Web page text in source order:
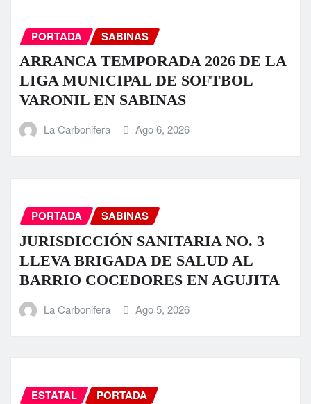
PORTADA SABINAS
ARRANCA TEMPORADA 2026 DE LA
LIGA MUNICIPAL DE SOFTBOL
VARONIL EN SABINAS
La Carbonifera Ago 6, 2026
PORTADA SABINAS
JURISDICCIÓN SANITARIA NO. 3
LLEVA BRIGADA DE SALUD AL
BARRIO COCEDORES EN AGUJITA
La Carbonifera Ago 5, 2026
ESTATAL PORTADA